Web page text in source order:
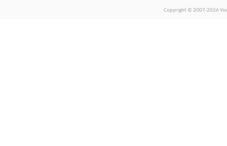
Copyright © 2007-2026